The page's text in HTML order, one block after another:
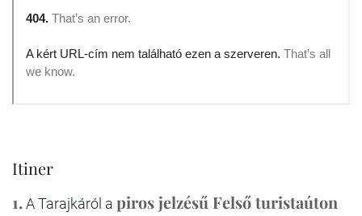
Itiner
1.A Tarajkáról a piros jelzésű Felső turistaúton